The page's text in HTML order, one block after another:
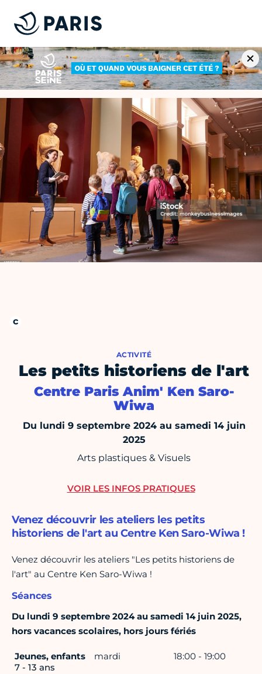
ACTIVITÉ
Les petits historiens de l'art
Centre Paris Anim' Ken Saro-
Wiwa
Du lundi 9 septembre 2024 au samedi 14 juin
2025
Arts plastiques & Visuels
Venez découvrir les ateliers les petits
historiens de l'art au Centre Ken Saro-Wiwa !
Venez découvrir les ateliers "Les petits historiens de
l'art" au Centre Ken Saro-Wiwa !
Séances
Du lundi 9 septembre 2024 au samedi 14 juin 2025,
hors vacances scolaires, hors jours fériés
Jeunes, enfants
7 - 13 ans
mardi 18:00 - 19:00
VOIR LES INFOS PRATIQUES